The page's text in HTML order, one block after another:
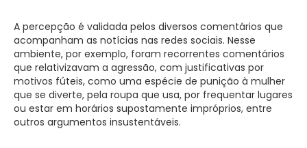
A percepção é validada pelos diversos comentários que
acompanham as notícias nas redes sociais. Nesse
ambiente, por exemplo, foram recorrentes comentários
que relativizavam a agressão, com justificativas por
motivos fúteis, como uma espécie de punição à mulher
que se diverte, pela roupa que usa, por frequentar lugares
ou estar em horários supostamente impróprios, entre
outros argumentos insustentáveis.